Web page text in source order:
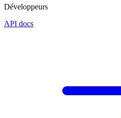
Développeurs
API docs